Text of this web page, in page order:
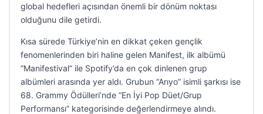
global hedefleri açısından önemli bir dönüm noktası
olduğunu dile getirdi.
Kısa sürede Türkiye’nin en dikkat çeken gençlik
fenomenlerinden biri haline gelen Manifest, ilk albümü
“Manifestival” ile Spotify’da en çok dinlenen grup
albümleri arasında yer aldı. Grubun “Arıyo” isimli şarkısı ise
68. Grammy Ödülleri’nde “En İyi Pop Düet/Grup
Performansı” kategorisinde değerlendirmeye alındı.